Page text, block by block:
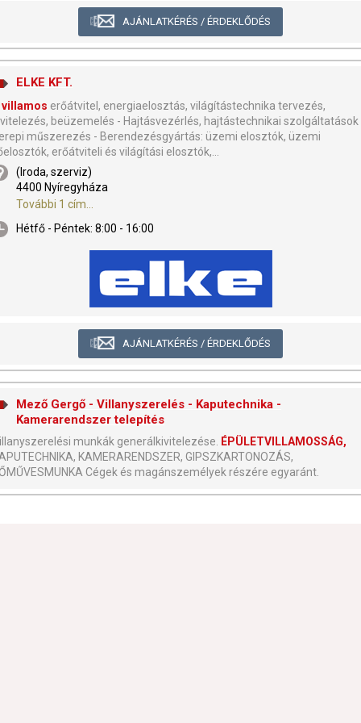
AJÁNLATKÉRÉS / ÉRDEKLŐDÉS
ELKE KFT.
villamos erőátvitel, energiaelosztás, világítástechnika tervezés,
beüzemelés - Hajtásvezérlés, hajtástechnikai szolgáltatások
műszerezés - Berendezésgyártás: üzemi elosztók, üzemi
erőátviteli és világítási elosztók,...
(Iroda, szerviz)
4400 Nyíregyháza
További 1 cím...
Hétfő - Péntek: 8:00 - 16:00
AJÁNLATKÉRÉS / ÉRDEKLŐDÉS
Mező Gergő - Villanyszerelés - Kaputechnika -
Kamerarendszer telepítés
munkák generálkivitelezése.
ÉPÜLETVILLAMOSSÁG,
KAMERARENDSZER, GIPSZKARTONOZÁS,
Cégek és magánszemélyek részére egyaránt.